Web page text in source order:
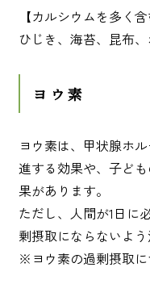
【カルシウムを多く
ひじき、海苔、昆布
ヨウ素
ヨウ素は、甲状腺ホ
進する効果や、子ど
果があります。
ただし、人間が1日に
剰摂取にならないよう
※ヨウ素の過剰摂取